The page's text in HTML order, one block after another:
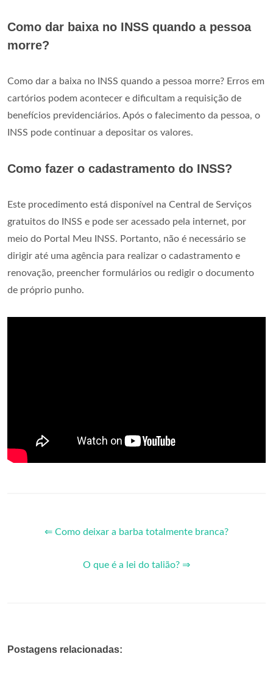
Como dar baixa no INSS quando a pessoa
morre?
Como dar a baixa no INSS quando a pessoa morre? Erros em
cartórios podem acontecer e dificultam a requisição de
benefícios previdenciários. Após o falecimento da pessoa, o
INSS pode continuar a depositar os valores.
Como fazer o cadastramento do INSS?
Este procedimento está disponível na Central de Serviços
gratuitos do INSS e pode ser acessado pela internet, por
meio do Portal Meu INSS. Portanto, não é necessário se
dirigir até uma agência para realizar o cadastramento e
renovação, preencher formulários ou redigir o documento
de próprio punho.
⇐ Como deixar a barba totalmente branca?
O que é a lei do talião? ⇒
Postagens relacionadas: